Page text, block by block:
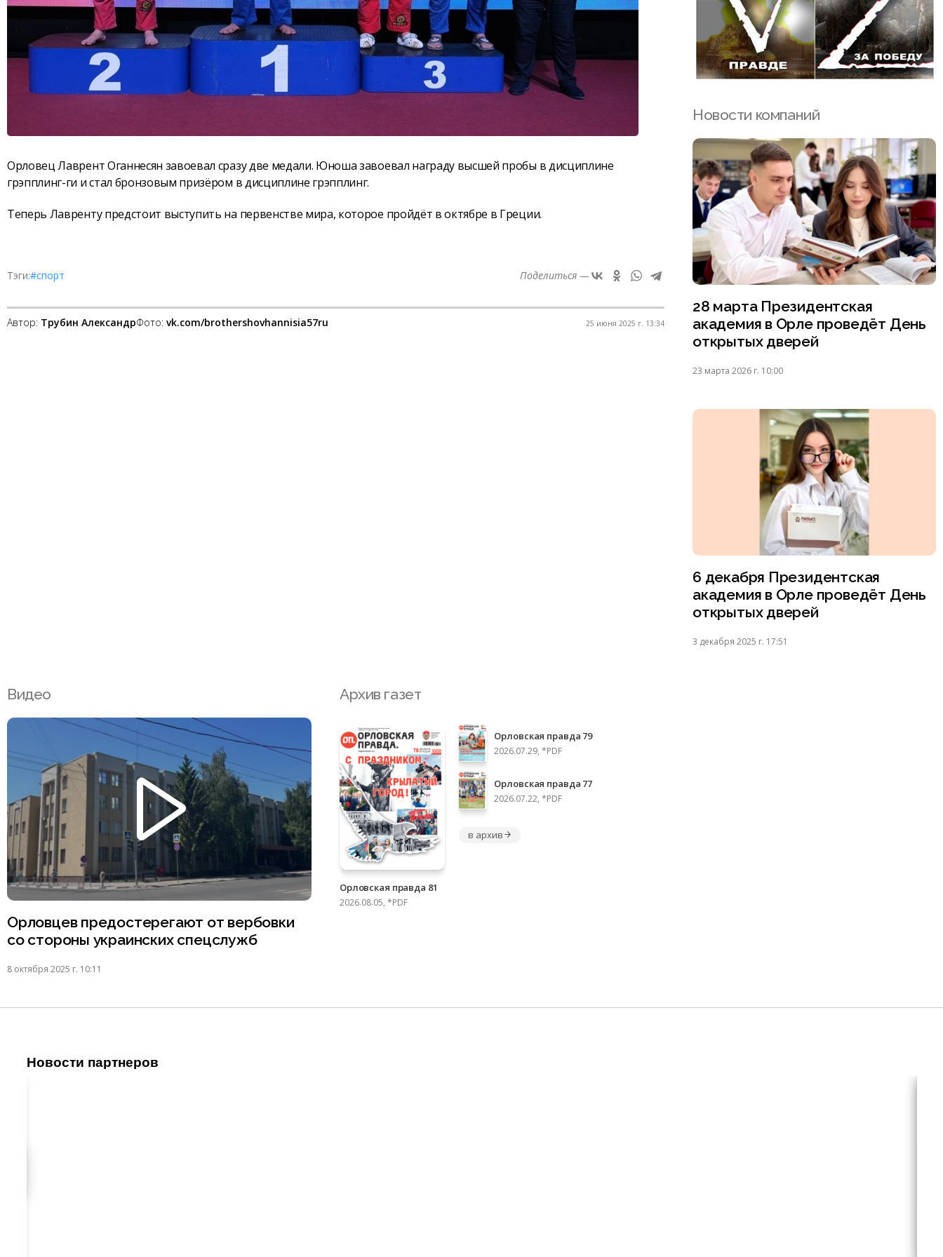
Орловец Лаврент Оганнесян завоевал сразу две медали. Юноша завоевал награду высшей пробы в дисциплине
грэпплинг-ги и стал бронзовым призёром в дисциплине грэпплинг.
Теперь Лавренту предстоит выступить на первенстве мира, которое пройдёт в октябре в Греции.
Тэги:#спорт Поделиться —
Автор: Трубин АлександрФото: vk.com/brothershovhannisia57ru 25 июня 2025 г. 13:34
Новости компаний
28 марта Президентская
академия в Орле проведёт День
открытых дверей
23 марта 2026 г. 10:00
6 декабря Президентская
академия в Орле проведёт День
открытых дверей
3 декабря 2025 г. 17:51
Видео
Орловцев предостерегают от вербовки
со стороны украинских спецслужб
8 октября 2025 г. 10:11
Архив газет
Орловская правда 81
2026.08.05, *PDF
Орловская правда 79
2026.07.29, *PDF
Орловская правда 77
2026.07.22, *PDF
в архив
Новости партнеров